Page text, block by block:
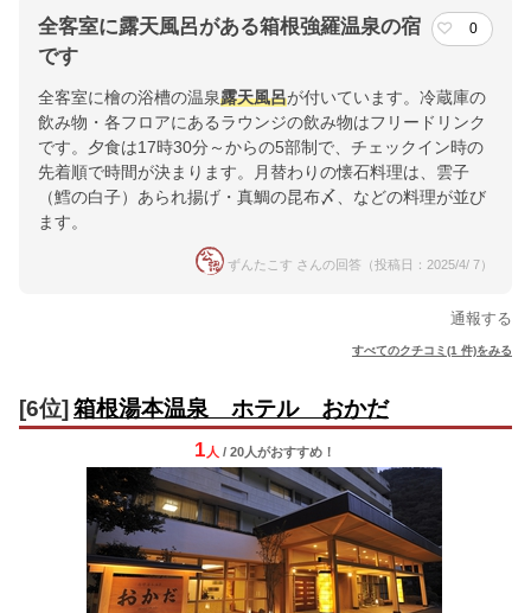
全客室に露天風呂がある箱根強羅温泉の宿
です
0
全客室に檜の浴槽の温泉露天風呂が付いています。冷蔵庫の
飲み物・各フロアにあるラウンジの飲み物はフリードリンク
です。夕食は17時30分～からの5部制で、チェックイン時の
先着順で時間が決まります。月替わりの懐石料理は、雲子
（鱈の白子）あられ揚げ・真鯛の昆布〆、などの料理が並び
ます。
ずんたこす さんの回答（投稿日：2025/4/ 7）
通報する
すべてのクチコミ(1 件)をみる
[6位] 箱根湯本温泉 ホテル おかだ
1 人 / 20人がおすすめ！